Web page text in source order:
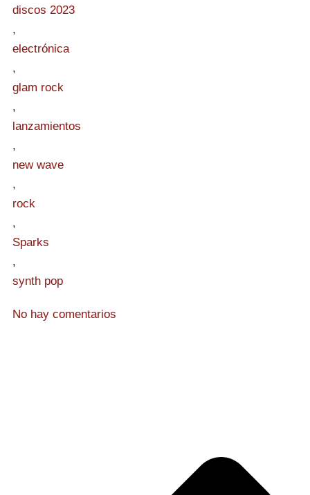
discos 2023
,
electrónica
,
glam rock
,
lanzamientos
,
new wave
,
rock
,
Sparks
,
synth pop
No hay comentarios